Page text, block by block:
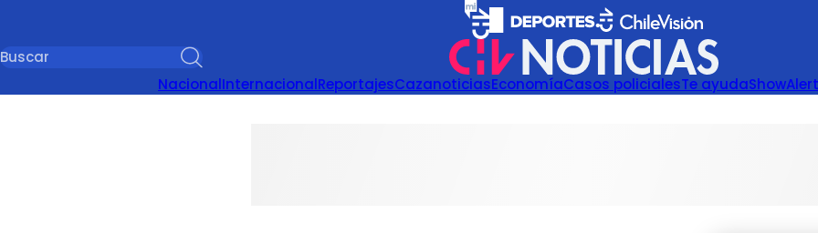
NacionalInternacionalReportajesCazanoticiasEconomíaCasos policialesTe ayudaShow